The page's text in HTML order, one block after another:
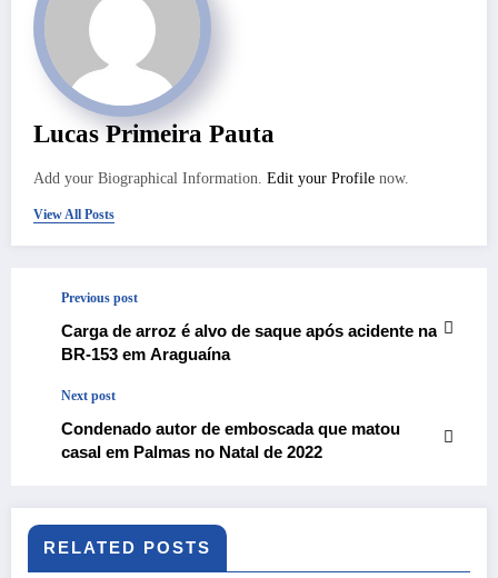
Lucas Primeira Pauta
Add your Biographical Information. Edit your Profile now.
View All Posts
Previous post
Carga de arroz é alvo de saque após acidente na
BR-153 em Araguaína
Next post
Condenado autor de emboscada que matou
casal em Palmas no Natal de 2022
RELATED POSTS